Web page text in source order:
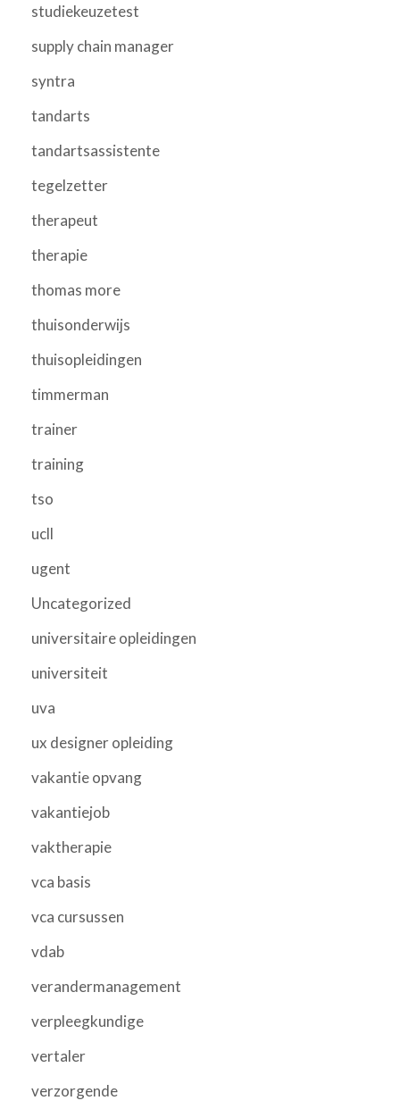
studiekeuzetest
supply chain manager
syntra
tandarts
tandartsassistente
tegelzetter
therapeut
therapie
thomas more
thuisonderwijs
thuisopleidingen
timmerman
trainer
training
tso
ucll
ugent
Uncategorized
universitaire opleidingen
universiteit
uva
ux designer opleiding
vakantie opvang
vakantiejob
vaktherapie
vca basis
vca cursussen
vdab
verandermanagement
verpleegkundige
vertaler
verzorgende